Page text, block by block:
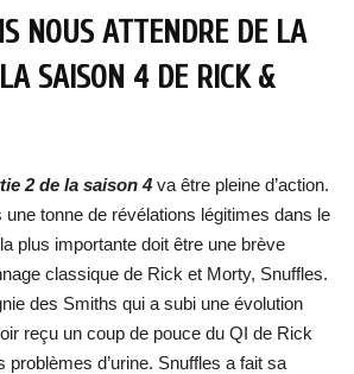
NOUS ATTENDRE DE LA
SAISON 4 DE RICK &
2 de la saison 4 va être pleine d’action.
une tonne de révélations légitimes dans le
plus importante doit être une brève
classique de Rick et Morty, Snuffles.
des Smiths qui a subi une évolution
reçu un coup de pouce du QI de Rick
problèmes d’urine. Snuffles a fait sa